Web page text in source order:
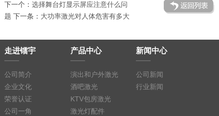
下一个： 选择舞台灯显示屏应注意什么问
题 下一条： 大功率激光对人体危害有多大
走进镭宇
公司简介
企业文化
荣誉认证
公司一角
产品中心
演出和户外激光
酒吧激光
KTV包房激光
激光灯配件
新闻中心
公司新闻
行业新闻